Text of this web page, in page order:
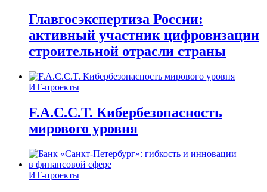
Главгосэкспертиза России:
активный участник цифровизации
строительной отрасли страны
ИТ-проекты
F.A.C.C.T. Кибербезопасность
мирового уровня
ИТ-проекты